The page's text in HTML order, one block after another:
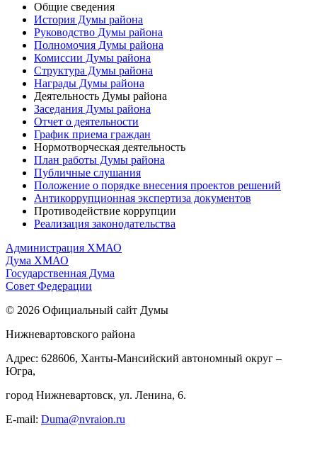
Общие сведения
История Думы района
Руководство Думы района
Полномочия Думы района
Комиссии Думы района
Структура Думы района
Награды Думы района
Деятельность Думы района
Заседания Думы района
Отчет о деятельности
График приема граждан
Нормотворческая деятельность
План работы Думы района
Публичные слушания
Положение о порядке внесения проектов решений
Антикоррупционная экспертиза документов
Противодействие коррупции
Реализация законодательства
Администрация ХМАО
Дума ХМАО
Государственная Дума
Совет Федерации
© 2026 Официальный сайт Думы
Нижневартовского района
Адрес: 628606, Ханты-Мансийский автономный округ –
Югра,
город Нижневартовск, ул. Ленина, 6.
E-mail: Duma@nvraion.ru